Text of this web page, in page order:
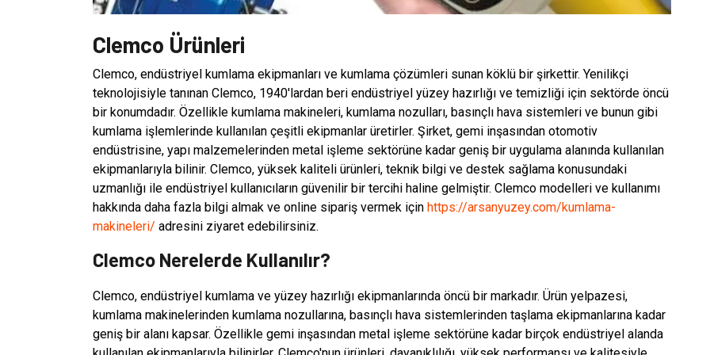
Clemco Ürünleri
Clemco, endüstriyel kumlama ekipmanları ve kumlama çözümleri sunan köklü bir şirkettir. Yenilikçi
teknolojisiyle tanınan Clemco, 1940'lardan beri endüstriyel yüzey hazırlığı ve temizliği için sektörde öncü
bir konumdadır. Özellikle kumlama makineleri, kumlama nozulları, basınçlı hava sistemleri ve bunun gibi
kumlama işlemlerinde kullanılan çeşitli ekipmanlar üretirler. Şirket, gemi inşasından otomotiv
endüstrisine, yapı malzemelerinden metal işleme sektörüne kadar geniş bir uygulama alanında kullanılan
ekipmanlarıyla bilinir. Clemco, yüksek kaliteli ürünleri, teknik bilgi ve destek sağlama konusundaki
uzmanlığı ile endüstriyel kullanıcıların güvenilir bir tercihi haline gelmiştir. Clemco modelleri ve kullanımı
hakkında daha fazla bilgi almak ve online sipariş vermek için https://arsanyuzey.com/kumlama-
makineleri/ adresini ziyaret edebilirsiniz.
Clemco Nerelerde Kullanılır?
Clemco, endüstriyel kumlama ve yüzey hazırlığı ekipmanlarında öncü bir markadır. Ürün yelpazesi,
kumlama makinelerinden kumlama nozullarına, basınçlı hava sistemlerinden taşlama ekipmanlarına kadar
geniş bir alanı kapsar. Özellikle gemi inşasından metal işleme sektörüne kadar birçok endüstriyel alanda